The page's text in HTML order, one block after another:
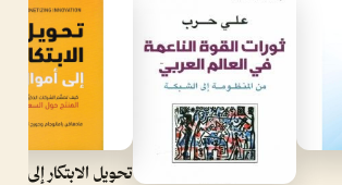
تحويل الابتكار إلى